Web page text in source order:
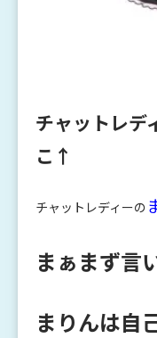
チャットレデ
こ↑
チャットレディーの
まぁまず言
まりんは自